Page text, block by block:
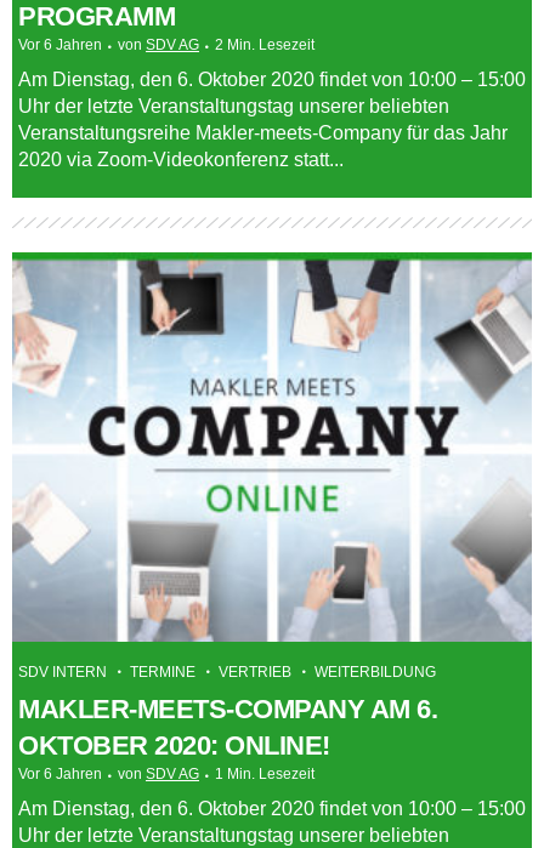
PROGRAMM
Vor 6 Jahren von SDV AG 2 Min. Lesezeit
Am Dienstag, den 6. Oktober 2020 findet von 10:00 – 15:00
Uhr der letzte Veranstaltungstag unserer beliebten
Veranstaltungsreihe Makler-meets-Company für das Jahr
2020 via Zoom-Videokonferenz statt...
SDV INTERN TERMINE VERTRIEB WEITERBILDUNG
MAKLER-MEETS-COMPANY AM 6.
OKTOBER 2020: ONLINE!
Vor 6 Jahren von SDV AG 1 Min. Lesezeit
Am Dienstag, den 6. Oktober 2020 findet von 10:00 – 15:00
Uhr der letzte Veranstaltungstag unserer beliebten